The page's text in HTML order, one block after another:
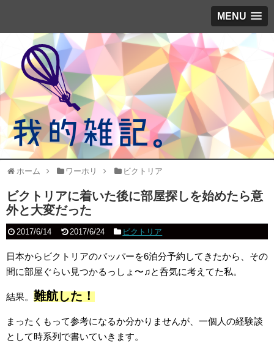
MENU
ホーム ワーホリ ビクトリア
ビクトリアに着いた後に部屋探しを始めたら意
外と大変だった
2017/6/14 2017/6/24 ビクトリア
日本からビクトリアのバッパーを6泊分予約してきたから、その
間に部屋ぐらい見つかるっしょ〜♫と呑気に考えてた私。
結果。 難航した！
まったくもって参考になるか分かりませんが、一個人の経験談
として時系列で書いていきます。